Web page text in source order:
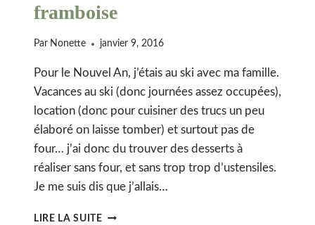
framboise
Par Nonette janvier 9, 2016
Pour le Nouvel An, j’étais au ski avec ma famille.
Vacances au ski (donc journées assez occupées),
location (donc pour cuisiner des trucs un peu
élaboré on laisse tomber) et surtout pas de
four… j’ai donc du trouver des desserts à
réaliser sans four, et sans trop trop d’ustensiles.
Je me suis dis que j’allais…
LIRE LA SUITEPANNA